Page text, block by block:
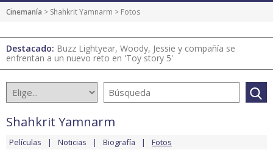
Cinemanía > Shahkrit Yamnarm > Fotos
Destacado: Buzz Lightyear, Woody, Jessie y compañía se
enfrentan a un nuevo reto en 'Toy story 5'
Shahkrit Yamnarm
Películas Noticias Biografía Fotos